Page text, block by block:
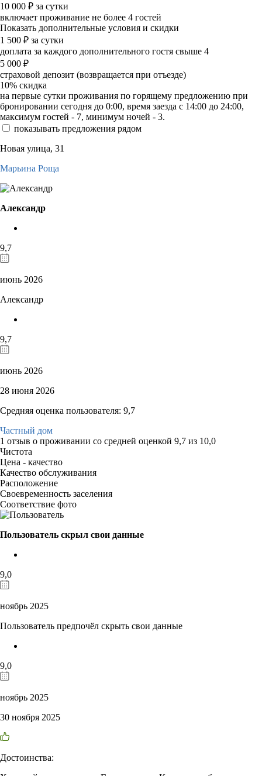
10 000 ₽ за сутки
включает проживание не более 4 гостей
Показать дополнительные условия и скидки
1 500 ₽ за сутки
доплата за каждого дополнительного гостя свыше 4
5 000 ₽
страховой депозит (возвращается при отъезде)
10% скидка
на первые сутки проживания по горящему предложению при
бронировании сегодня до 0:00, время заезда с 14:00 до 24:00,
максимум гостей - 7, минимум ночей - 3.
показывать предложения рядом
Новая улица, 31
Марьина Роща
Александр
9,7
июнь 2026
Александр
9,7
июнь 2026
28 июня 2026
Средняя оценка пользователя: 9,7
Частный дом
1 отзыв о проживании со средней оценкой 9,7 из 10,0
Чистота
Цена - качество
Качество обслуживания
Расположение
Своевременность заселения
Соответствие фото
Пользователь скрыл свои данные
9,0
ноябрь 2025
Пользователь предпочёл скрыть свои данные
9,0
ноябрь 2025
30 ноября 2025
Достоинства: